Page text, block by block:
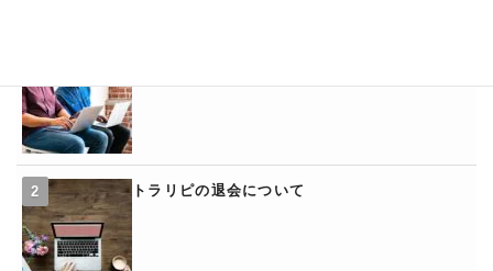
トラリピの退会について